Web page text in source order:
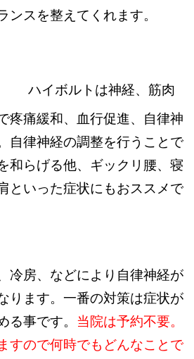
ンスを整えてくれます。
ハイボルトは神経、筋肉
疼痛緩和、血行促進、自律神
自律神経の調整を行うことで
和らげる他、ギックリ腰、寝
といった症状にもおススメで
冷房、などにより自律神経が
ります。一番の対策は症状が
る事です。 当院は予約不要。
すので何時でもどんなことで